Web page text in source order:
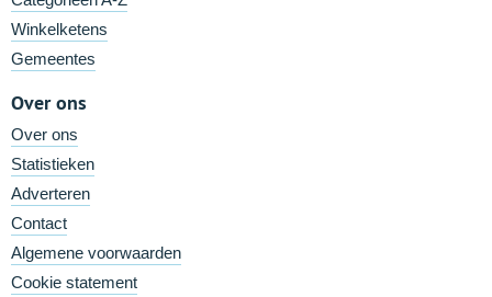
Winkelketens
Gemeentes
Over ons
Over ons
Statistieken
Adverteren
Contact
Algemene voorwaarden
Cookie statement